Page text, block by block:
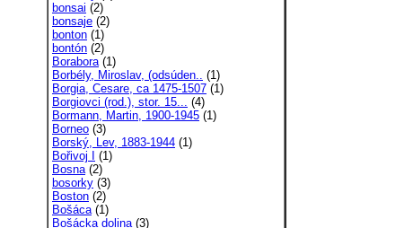
bonsai (2)
bonsaje (2)
bonton (1)
bontón (2)
Borabora(1)
Borbély, Miroslav, (odsúden.. (1)
Borgia, Cesare, ca 1475-1507 (1)
Borgiovci (rod.), stor. 15... (4)
Bormann, Martin, 1900-1945 (1)
Borneo (3)
Borský, Lev, 1883-1944 (1)
Bořivoj I
(1)
Bosna(2)
bosorky (3)
Boston (2)
Bošáca(1)
Bošácka dolina(3)